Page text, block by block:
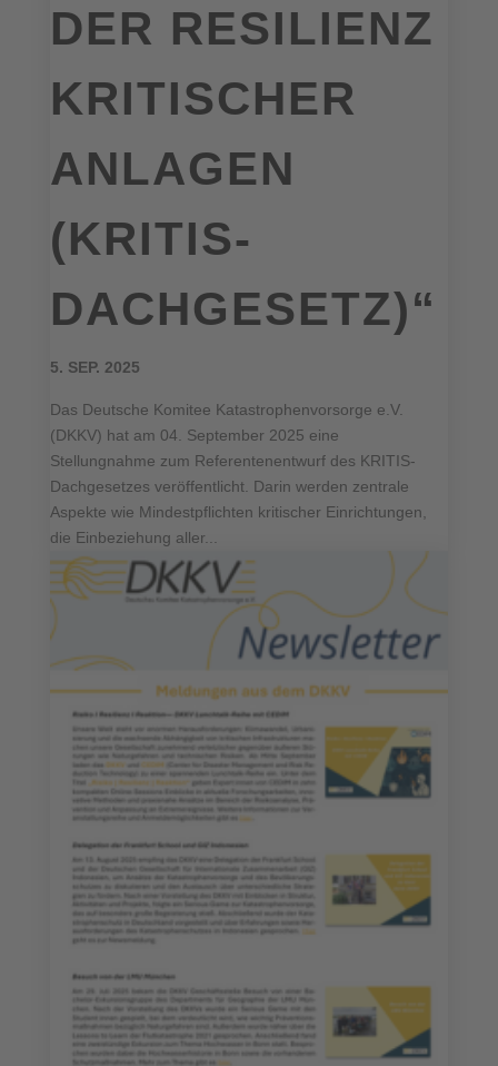
DER RESILIENZ
KRITISCHER
ANLAGEN
(KRITIS-
DACHGESETZ)“
5. SEP. 2025
Das Deutsche Komitee Katastrophenvorsorge e.V.
(DKKV) hat am 04. September 2025 eine
Stellungnahme zum Referentenentwurf des KRITIS-
Dachgesetzes veröffentlicht. Darin werden zentrale
Aspekte wie Mindestpflichten kritischer Einrichtungen,
die Einbeziehung aller...